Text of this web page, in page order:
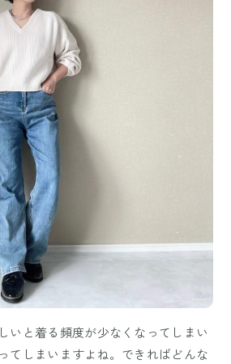
いと着る頻度が少なくなってしまい
てしまいますよね。できればどんな